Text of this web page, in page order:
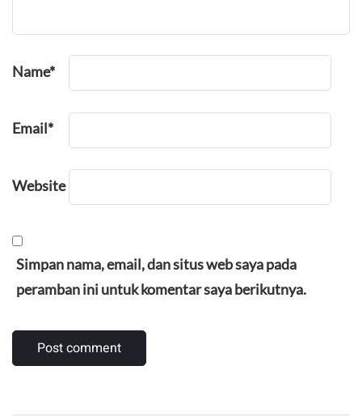
Name*
Email*
Website
Simpan nama, email, dan situs web saya pada
peramban ini untuk komentar saya berikutnya.